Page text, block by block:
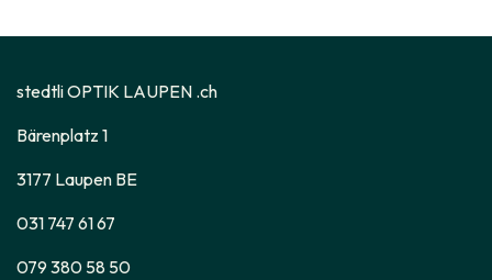
stedtli OPTIK LAUPEN .ch
Bärenplatz 1
3177 Laupen BE
031 747 61 67
079 380 58 50